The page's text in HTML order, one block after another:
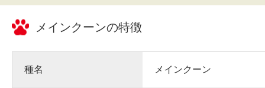
メインクーンの特徴
種名 メインクーン